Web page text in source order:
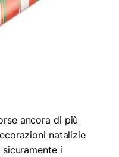
ancora di più
natalizie
i